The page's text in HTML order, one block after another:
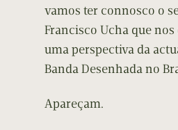
vamos ter connosco o
Francisco Ucha que
uma perspectiva da
Banda Desenhada no
Apareçam.